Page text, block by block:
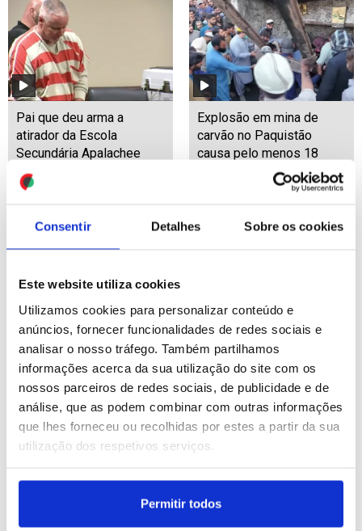
Consentir Detalhes Sobre os cookies
Este website utiliza cookies
Utilizamos cookies para personalizar conteúdo e
anúncios, fornecer funcionalidades de redes sociais e
analisar o nosso tráfego. Também partilhamos
informações acerca da sua utilização do site com os
nossos parceiros de redes sociais, de publicidade e de
análise, que as podem combinar com outras informações
que lhes forneceu ou recolhidas por estes a partir da sua
utilização dos respetivos serviços.
Permitir todos
Pai que deu arma a
atirador da Escola
Secundária Apalachee
condenado a 15 anos de
prisão
Explosão em mina de
carvão no Paquistão
causa pelo menos 18
Ucrânia: Zelensky alega
que Rússia utilizou míssil
norte-coreano em ataque